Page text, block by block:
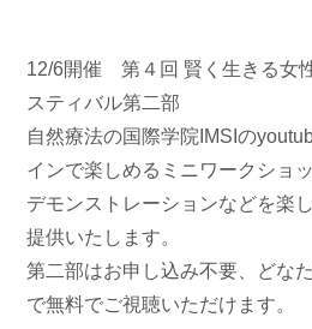
12/6開催 第４回 賢く生きる女
スティバル第二部
自然療法の国際学院IMSIの
インで楽しめるミニワークショ
デモンストレーションなどを楽
提供いたします。
第二部はお申し込み不要、どな
で無料でご視聴いただけます。